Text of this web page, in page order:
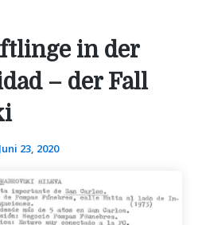
in der
– der Fall
Juni 23, 2020